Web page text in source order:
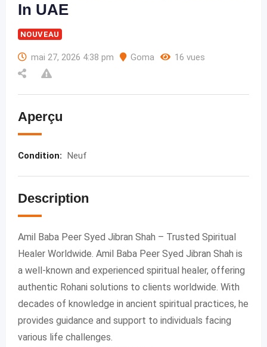
In UAE
NOUVEAU
mai 27, 2026 4:38 pm Goma 16 vues
Aperçu
Condition: Neuf
Description
Amil Baba Peer Syed Jibran Shah – Trusted Spiritual
Healer Worldwide. Amil Baba Peer Syed Jibran Shah is
a well-known and experienced spiritual healer, offering
authentic Rohani solutions to clients worldwide. With
decades of knowledge in ancient spiritual practices, he
provides guidance and support to individuals facing
various life challenges.